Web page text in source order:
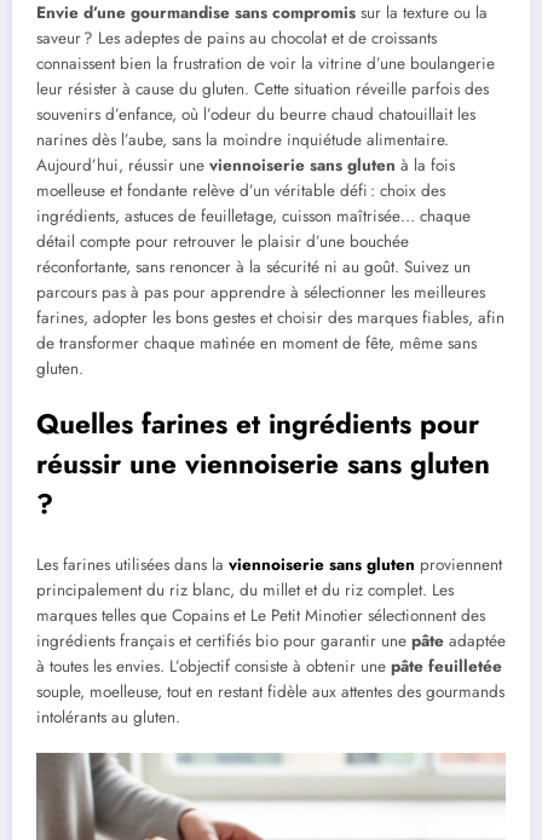
Envie d’une gourmandise sans compromis sur la texture ou la
saveur ? Les adeptes de pains au chocolat et de croissants
connaissent bien la frustration de voir la vitrine d’une boulangerie
leur résister à cause du gluten. Cette situation réveille parfois des
souvenirs d’enfance, où l’odeur du beurre chaud chatouillait les
narines dès l’aube, sans la moindre inquiétude alimentaire.
Aujourd’hui, réussir une viennoiserie sans gluten à la fois
moelleuse et fondante relève d’un véritable défi : choix des
ingrédients, astuces de feuilletage, cuisson maîtrisée… chaque
détail compte pour retrouver le plaisir d’une bouchée
réconfortante, sans renoncer à la sécurité ni au goût. Suivez un
parcours pas à pas pour apprendre à sélectionner les meilleures
farines, adopter les bons gestes et choisir des marques fiables, afin
de transformer chaque matinée en moment de fête, même sans
gluten.
Quelles farines et ingrédients pour
réussir une viennoiserie sans gluten
?
Les farines utilisées dans la viennoiserie sans gluten proviennent
principalement du riz blanc, du millet et du riz complet. Les
marques telles que Copains et Le Petit Minotier sélectionnent des
ingrédients français et certifiés bio pour garantir une pâte adaptée
à toutes les envies. L’objectif consiste à obtenir une pâte feuilletée
souple, moelleuse, tout en restant fidèle aux attentes des gourmands
intolérants au gluten.